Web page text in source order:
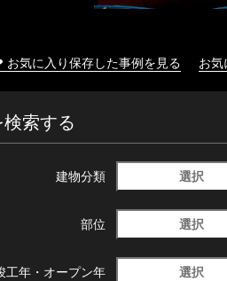
お気に入り保存した事例を見る お
索する
建物分類 選択
部位 選択
工年・ オープン年 選択